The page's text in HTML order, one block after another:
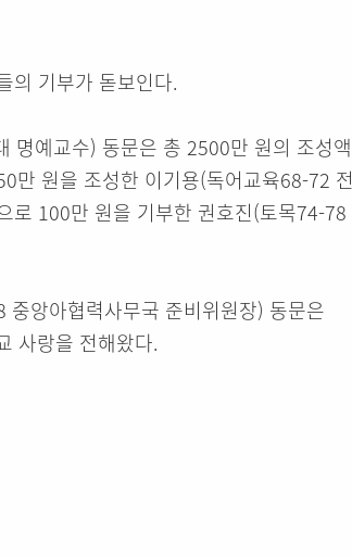
의 기부가 돋보인다.
예교수) 동문은 총 2500만 원의 조성액
만 원을 조성한 이기용(독어교육68-72 전
로 100만 원을 기부한 권호진(토목74-78
앙아협력사무국 준비위원장) 동문은
사랑을 전해왔다.